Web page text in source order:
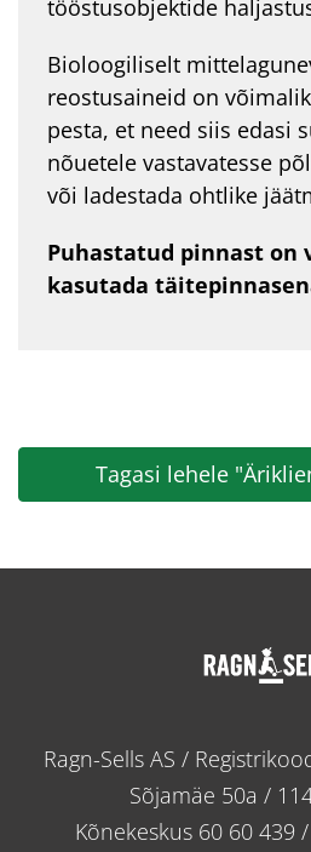
tööstusobjektide
Bioloogiliselt
reostusaineid on
pesta, et need siis edasi
nõuetele vastavatesse
või ladestada ohtlike
Puhastatud pinnast on
kasutada
Tagasi lehele
Ragn-Sells AS /
Sõjamäe 50a /
Kõnekeskus 60 60 439